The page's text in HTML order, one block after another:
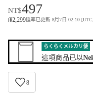
NT$497
(¥2,299匯率已更新 8月7日 02:10
らくらくメルカリ便
這項商品已以
8